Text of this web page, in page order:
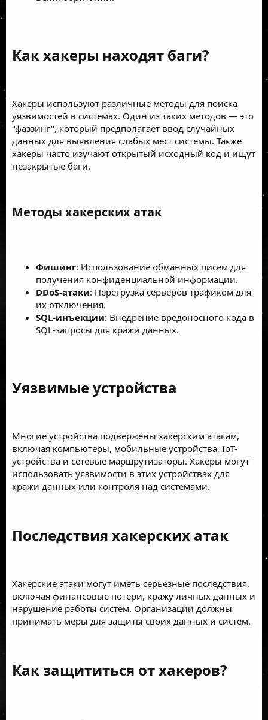
Как хакеры находят баги?​
Хакеры используют различные методы для поиска
уязвимостей в системах. Один из таких методов — это
"фаззинг", который предполагает ввод случайных
данных для выявления слабых мест системы. Также
хакеры часто изучают открытый исходный код и ищут
незакрытые баги.
Методы хакерских атак​
Фишинг: Использование обманных писем для
получения конфиденциальной информации.
DDoS-атаки: Перегрузка серверов трафиком для
их отключения.
SQL-инъекции: Внедрение вредоносного кода в
SQL-запросы для кражи данных.
Уязвимые устройства​
Многие устройства подвержены хакерским атакам,
включая компьютеры, мобильные устройства, IoT-
устройства и сетевые маршрутизаторы. Хакеры могут
использовать уязвимости в этих устройствах для
кражи данных или контроля над системами.
Последствия хакерских атак​
Хакерские атаки могут иметь серьезные последствия,
включая финансовые потери, кражу личных данных и
нарушение работы систем. Организации должны
принимать меры для защиты своих данных и систем.
Как защититься от хакеров?​